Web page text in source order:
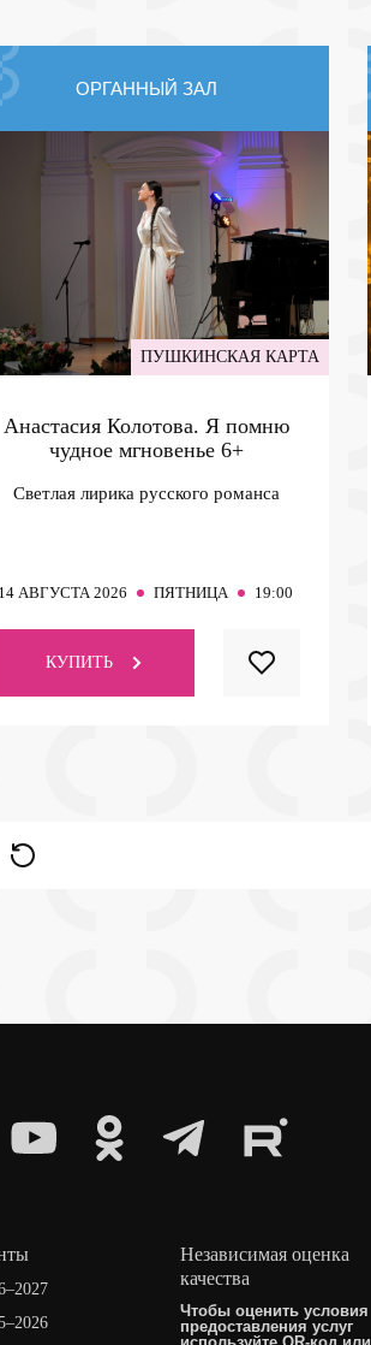
ОРГАННЫЙ ЗАЛ
ПУШКИНСКАЯ КАРТА
Анастасия Колотова. Я помню
чудное мгновенье 6+
Светлая лирика русского романса
14 АВГУСТА 2026 ПЯТНИЦА 19:00
КУПИТЬ
Независимая оценка
качества
Чтобы оценить условия
предоставления услуг